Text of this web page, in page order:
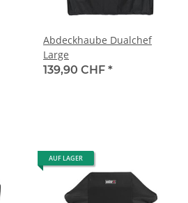
Abdeckhaube Dualchef
Large
139,90 CHF *
AUF LAGER